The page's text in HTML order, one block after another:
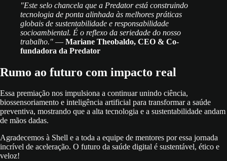
"Este selo chancela que a Predator está construindo
tecnologia de ponta alinhada às melhores práticas
globais de sustentabilidade e responsabilidade
socioambiental. É o reflexo da seriedade do nosso
trabalho." — Mariane Theobaldo, CEO & Co-
fundadora da Predator
Rumo ao futuro com impacto real
Essa premiação nos impulsiona a continuar unindo ciência,
biossensoriamento e inteligência artificial para transformar a saúde
preventiva, mostrando que a alta tecnologia e a sustentabilidade andam
de mãos dadas.
Agradecemos à Shell e a toda a equipe de mentores por essa jornada
incrível de aceleração. O futuro da saúde digital é sustentável, ético e
veloz!